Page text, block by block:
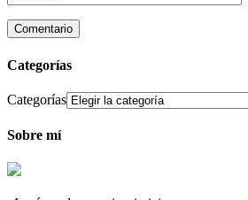
Categorías
Categorías
Sobre mí